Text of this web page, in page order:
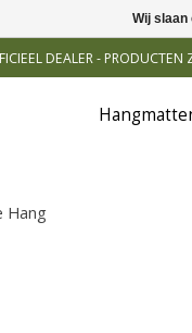
DEALER - PRODUCTEN
Hang
Wij slaan